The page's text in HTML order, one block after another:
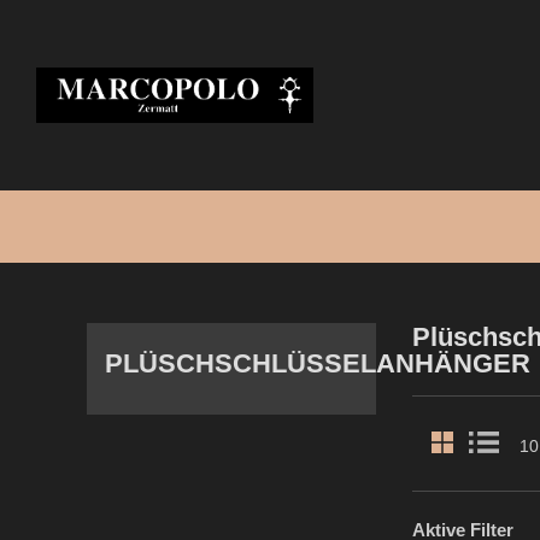
PLÜSCHSCHLÜSSELANHÄNGER
Aktive Filter